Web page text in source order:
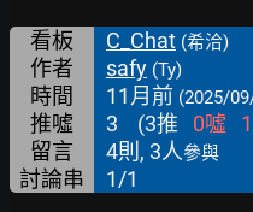
看板 C_Chat (希洽)
作者 safy (Ty)
時間 11月前 (2025/
推噓 3 (3推 0噓 1
留言
4則, 3人參與
討論串 1/1